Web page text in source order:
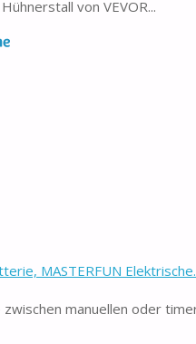
von VEVOR...
MASTERFUN
zwischen manuellen oder